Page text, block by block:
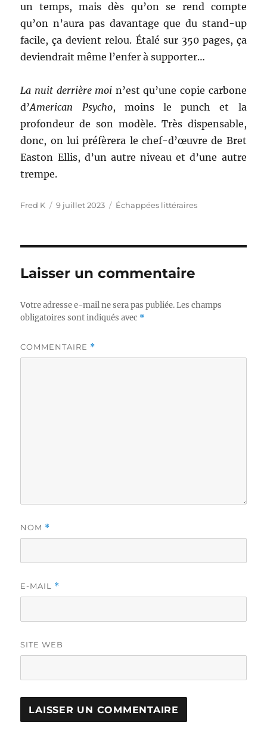
un temps, mais dès qu’on se rend compte
qu’on n’aura pas davantage que du stand-up
facile, ça devient relou. Étalé sur 350 pages, ça
deviendrait même l’enfer à supporter…
La nuit derrière moi n’est qu’une copie carbone
d’American Psycho, moins le punch et la
profondeur de son modèle. Très dispensable,
donc, on lui préfèrera le chef-d’œuvre de Bret
Easton Ellis, d’un autre niveau et d’une autre
trempe.
Auteur
Fred K
Publié
9 juillet 2023 Catégories
Échappées littéraires
Laisser un commentaire
Votre adresse e-mail ne sera pas publiée. Les champs
obligatoires sont indiqués avec *
COMMENTAIRE *
NOM *
E-MAIL *
SITE WEB